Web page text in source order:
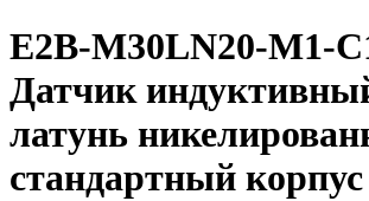
E2B-M30LN20-M1-
Датчик
латунь
стандартный корпус